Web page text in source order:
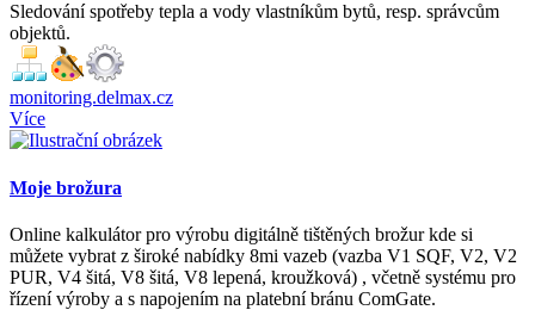
Sledování spotřeby tepla a vody vlastníkům bytů, resp. správcům
objektů.
monitoring.delmax.cz
Více
Moje brožura
Online kalkulátor pro výrobu digitálně tištěných brožur kde si
můžete vybrat z široké nabídky 8mi vazeb (vazba V1 SQF, V2, V2
PUR, V4 šitá, V8 šitá, V8 lepená, kroužková) , včetně systému pro
řízení výroby a s napojením na platební bránu ComGate.